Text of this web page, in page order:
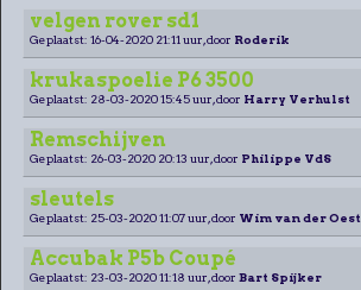
velgen rover sd1
Geplaatst: 16-04-2020 21:11 uur, door Roderik
krukaspoelie P6 3500
Geplaatst: 28-03-2020 15:45 uur, door Harry Verhulst
Remschijven
Geplaatst: 26-03-2020 20:13 uur, door Philippe VdS
sleutels
Geplaatst: 25-03-2020 11:07 uur, door Wim van der Oest
Accubak P5b Coupé
Geplaatst: 23-03-2020 11:18 uur, door Bart Spijker